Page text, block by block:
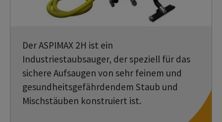
Der ASPIMAX 2H ist ein
Industriestaubsauger, der speziell für das
sichere Aufsaugen von sehr feinem und
gesundheitsgefährdendem Staub und
Mischstäuben konstruiert ist.